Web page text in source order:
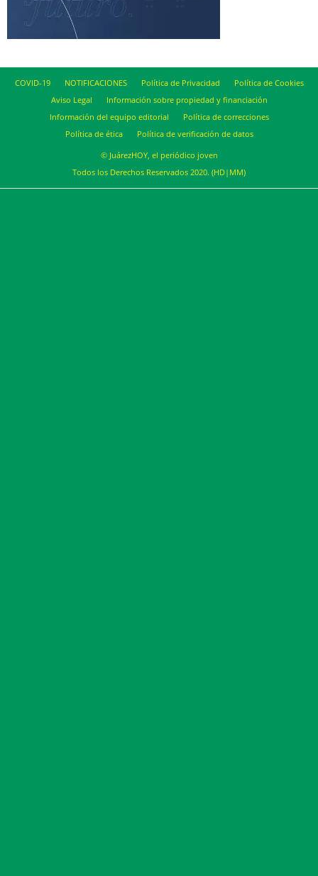
COVID-19 NOTIFICACIONES Política de Privacidad
Política de Cookies
Aviso Legal
Información sobre propiedad y financiación
Información del equipo editorial
Política de correcciones
Política de ética
Política de verificación de datos
© JuárezHOY, el periódico joven
Todos los Derechos Reservados 2020. (HD|MM)